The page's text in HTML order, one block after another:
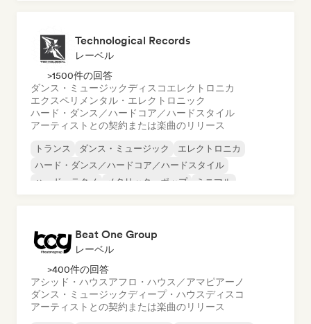
Technological Records
レーベル
>1500件の回答
ダンス・ミュージックディスコエレクトロニカ
エクスペリメンタル・エレクトロニック
ハード・ダンス／ハードコア／ハードスタイル
アーティストとの契約または楽曲のリリース
トランス ダンス・ミュージック
エレクトロニカ
ハード・ダンス／ハードコア／ハードスタイル
ハード・テクノ
メタリック・ポップ
ミニマル
Beat One Group
レーベル
>400件の回答
アシッド・ハウスアフロ・ハウス／アマピアーノ
ダンス・ミュージックディープ・ハウスディスコ
アーティストとの契約または楽曲のリリース